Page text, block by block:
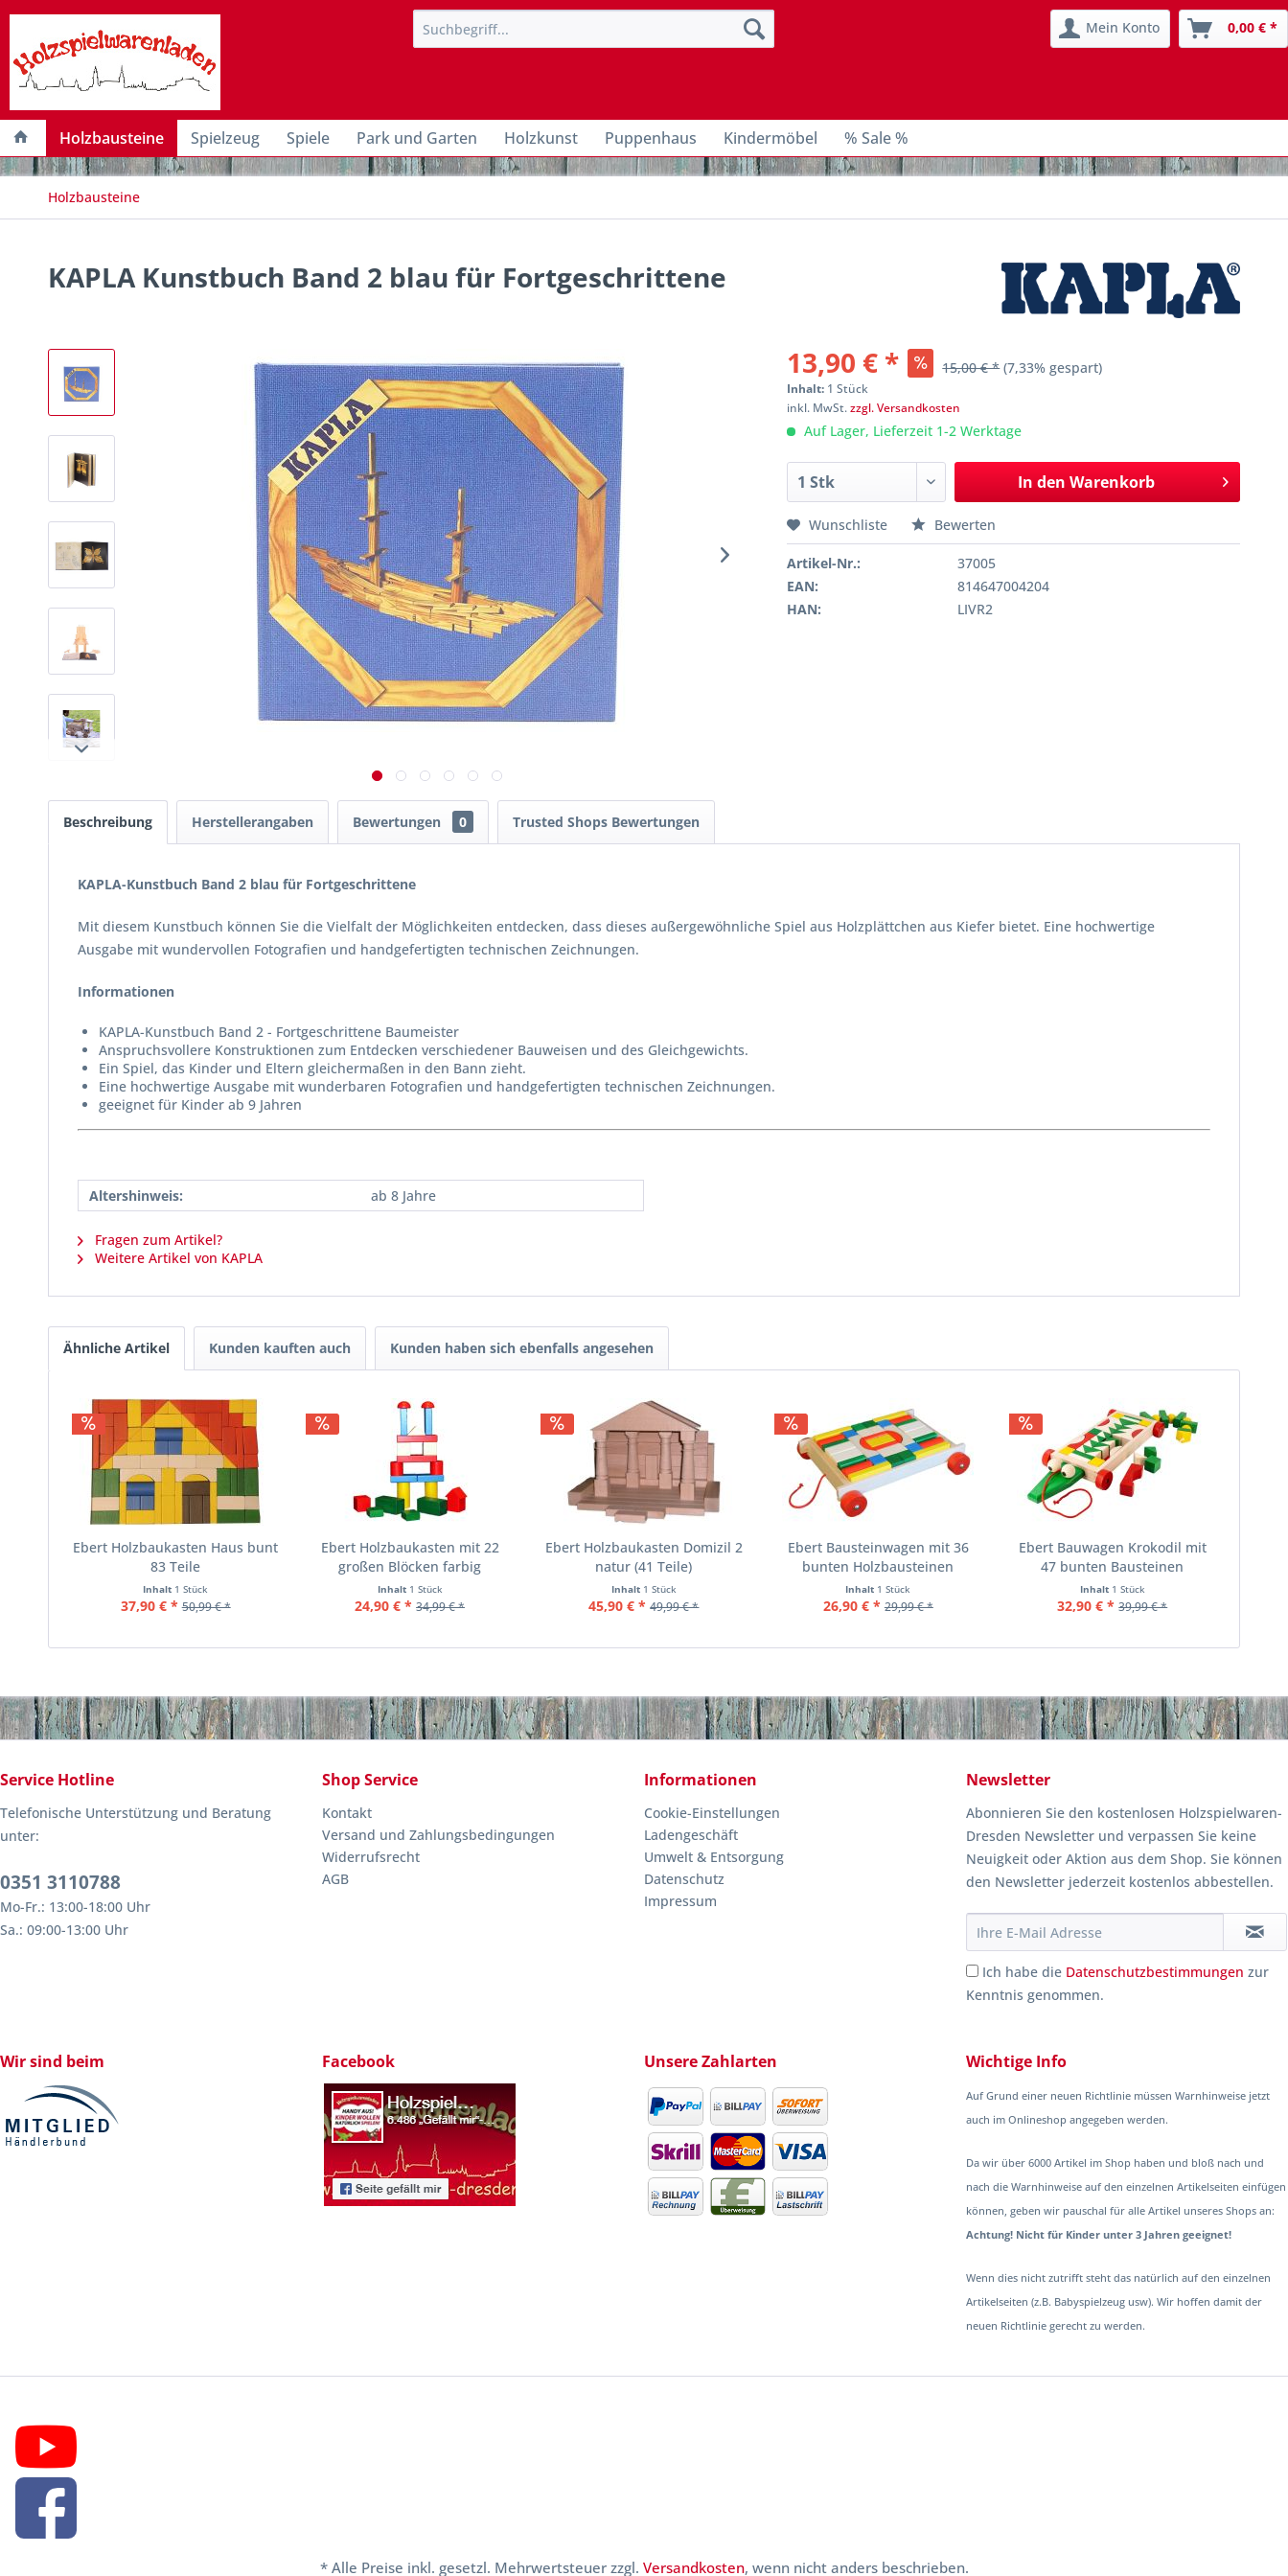
Mein Konto 0,00 € *
Holzbausteine Spielzeug Spiele Park und Garten Holzkunst Puppenhaus Kindermöbel % Sale %
Holzbausteine
KAPLA Kunstbuch Band 2 blau für Fortgeschrittene
13,90 € * 15,00 € * (7,33% gespart)
Inhalt: 1 Stück
inkl. MwSt.zzgl. Versandkosten
Auf Lager, Lieferzeit 1-2 Werktage
In den Warenkorb
Wunschliste Bewerten
Artikel-Nr.:
37005
EAN:
814647004204
HAN:
LIVR2
Beschreibung Herstellerangaben Bewertungen 0 Trusted Shops Bewertungen
KAPLA-Kunstbuch Band 2 blau für Fortgeschrittene
Mit diesem Kunstbuch können Sie die Vielfalt der Möglichkeiten entdecken, dass dieses außergewöhnliche Spiel aus Holzplättchen aus Kiefer bietet. Eine hochwertige
Ausgabe mit wundervollen Fotografien und handgefertigten technischen Zeichnungen.
Informationen
KAPLA-Kunstbuch Band 2 - Fortgeschrittene Baumeister
Anspruchsvollere Konstruktionen zum Entdecken verschiedener Bauweisen und des Gleichgewichts.
Ein Spiel, das Kinder und Eltern gleichermaßen in den Bann zieht.
Eine hochwertige Ausgabe mit wunderbaren Fotografien und handgefertigten technischen Zeichnungen.
geeignet für Kinder ab 9 Jahren
Altershinweis: ab 8 Jahre
Fragen zum Artikel?
Weitere Artikel von KAPLA
Ähnliche Artikel Kunden kauften auch Kunden haben sich ebenfalls angesehen
Ebert Holzbaukasten Haus bunt
83 Teile
Inhalt 1 Stück
37,90 € * 50,99 € *
Ebert Holzbaukasten mit 22
großen Blöcken farbig
Inhalt 1 Stück
24,90 € * 34,99 € *
Ebert Holzbaukasten Domizil 2
natur (41 Teile)
Inhalt 1 Stück
45,90 € * 49,99 € *
Ebert Bausteinwagen mit 36
bunten Holzbausteinen
Inhalt 1 Stück
26,90 € * 29,99 € *
Ebert Bauwagen Krokodil mit
47 bunten Bausteinen
Inhalt 1 Stück
32,90 € * 39,99 € *
Service Hotline
Telefonische Unterstützung und Beratung
unter:
0351 3110788
Mo-Fr.: 13:00-18:00 Uhr
Sa.: 09:00-13:00 Uhr
Shop Service
Kontakt
Versand und Zahlungsbedingungen
Widerrufsrecht
AGB
Informationen
Cookie-Einstellungen
Ladengeschäft
Umwelt & Entsorgung
Datenschutz
Impressum
Newsletter
Abonnieren Sie den kostenlosen Holzspielwaren-
Dresden Newsletter und verpassen Sie keine
Neuigkeit oder Aktion aus dem Shop. Sie können
den Newsletter jederzeit kostenlos abbestellen.
Ich habe die Datenschutzbestimmungen zur
Kenntnis genommen.
Wir sind beim Facebook Unsere Zahlarten Wichtige Info
Auf Grund einer neuen Richtlinie müssen Warnhinweise jetzt
auch im Onlineshop angegeben werden.
Da wir über 6000 Artikel im Shop haben und bloß nach und
nach die Warnhinweise auf den einzelnen Artikelseiten einfügen
können, geben wir pauschal für alle Artikel unseres Shops an:
Achtung! Nicht für Kinder unter 3 Jahren geeignet!
Wenn dies nicht zutrifft steht das natürlich auf den einzelnen
Artikelseiten (z.B. Babyspielzeug usw). Wir hoffen damit der
neuen Richtlinie gerecht zu werden.
* Alle Preise inkl. gesetzl. Mehrwertsteuer zzgl. Versandkosten, wenn nicht anders beschrieben.